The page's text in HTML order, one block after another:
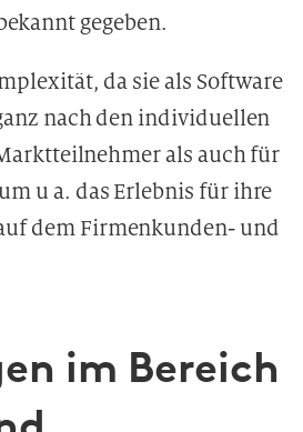
gegeben.
da sie als Software
nach den individuellen
als auch für
u a. das Erlebnis für ihre
dem Firmenkunden- und
im Bereich